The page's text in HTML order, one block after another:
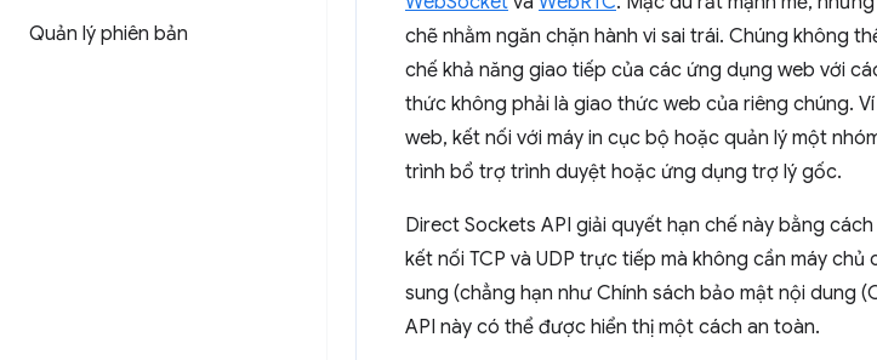
Quản lý phiên bản
chẽ nhằm ngăn chặn hành vi sai trái. Chúng không
chế khả năng giao tiếp của các ứng dụng web với
thức không phải là giao thức web của riêng chúng.
web, kết nối với máy in cục bộ hoặc quản lý một
trình bổ trợ trình duyệt hoặc ứng dụng trợ lý gốc.
Direct Sockets API giải quyết hạn chế này bằng
kết nối TCP và UDP trực tiếp mà không cần máy
sung (chẳng hạn như Chính sách bảo mật nội dung
API này có thể được hiển thị một cách an toàn.